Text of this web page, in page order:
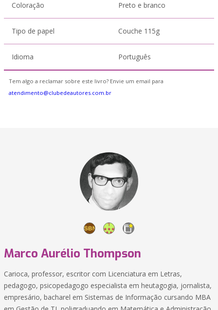
Coloração Preto e branco
Tipo de papel Couche 115g
Idioma Português
Tem algo a reclamar sobre este livro? Envie um email para
atendimento@clubedeautores.com.br
Marco Aurélio Thompson
Carioca, professor, escritor com Licenciatura em Letras,
pedagogo, psicopedagogo especialista em heutagogia, jornalista,
empresário, bacharel em Sistemas de Informação cursando MBA